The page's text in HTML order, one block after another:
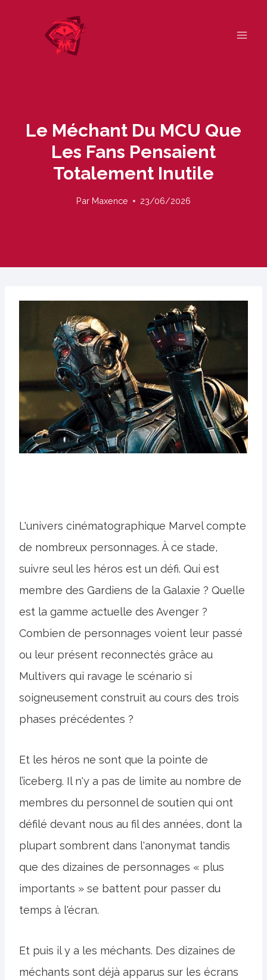
Le Méchant Du MCU Que
Les Fans Pensaient
Totalement Inutile
Par Maxence 23/06/2026
L'univers cinématographique Marvel compte
de nombreux personnages. À ce stade,
suivre seul les héros est un défi. Qui est
membre des Gardiens de la Galaxie ? Quelle
est la gamme actuelle des Avenger ?
Combien de personnages voient leur passé
ou leur présent reconnectés grâce au
Multivers qui ravage le scénario si
soigneusement construit au cours des trois
phases précédentes ?
Et les héros ne sont que la pointe de
l’iceberg. Il n'y a pas de limite au nombre de
membres du personnel de soutien qui ont
défilé devant nous au fil des années, dont la
plupart sombrent dans l'anonymat tandis
que des dizaines de personnages « plus
importants » se battent pour passer du
temps à l'écran.
Et puis il y a les méchants. Des dizaines de
méchants sont déjà apparus sur les écrans